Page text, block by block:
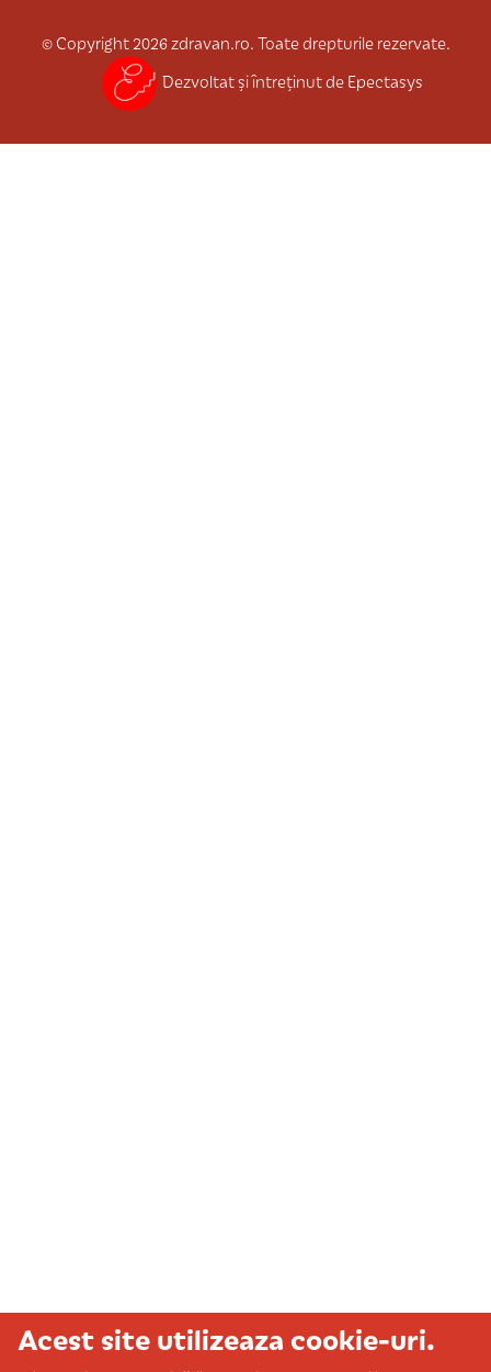
© Copyright 2026 zdravan.ro. Toate drepturile rezervate.
Dezvoltat și întreținut de Epectasys
Acest site utilizeaza cookie-uri.